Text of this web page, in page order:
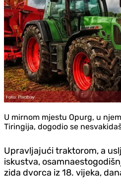
U mirnom mjestu Opurg, u
Tiringija, dogodio se
Upravljajući traktorom, a
iskustva,
zida dvorca iz 18. vijeka,